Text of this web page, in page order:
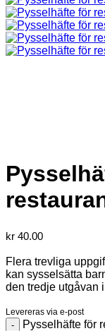
kr 40.00
Flera trevliga
kan sysselsätta
den tredje utgåvan
Levereras via e-post
Pysselhäfte för